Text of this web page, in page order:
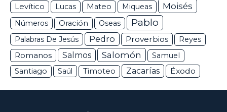
Levítico
Lucas Mateo Miqueas Moisés
Números Oración Oseas Pablo
Palabras De Jesús Pedro Proverbios Reyes
Romanos Salmos Salomón
Samuel
Santiago
Saúl Timoteo Zacarías Éxodo